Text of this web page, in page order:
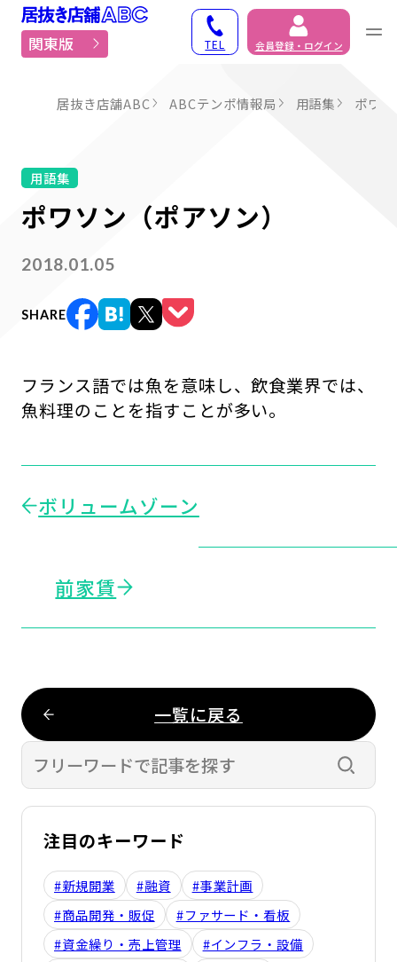
居抜き物件・貸店舗で
関東版 TEL 会員登録・ログイン
居抜き店舗ABC ABCテンポ情報局 用語集 ポワ
用語集
ポワソン（ポアソン）
2018.01.05
SHARE
フランス語では魚を意味し、飲食業界では、
魚料理のことを指すことが多い。
ボリュームゾーン
前家賃
一覧に戻る
検索す
注目のキーワード
#新規開業 #融資
#事業計画
#商品開発・販促
#ファサード・看板
#資金繰り・売上管理
#インフラ・設備